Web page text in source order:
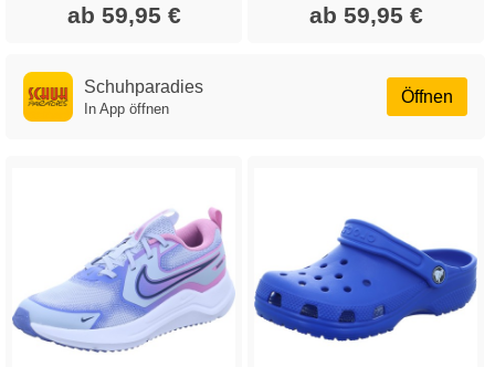
ab 59,95 € ab 59,95 €
Öffnen
Schuhparadies
In App öffnen